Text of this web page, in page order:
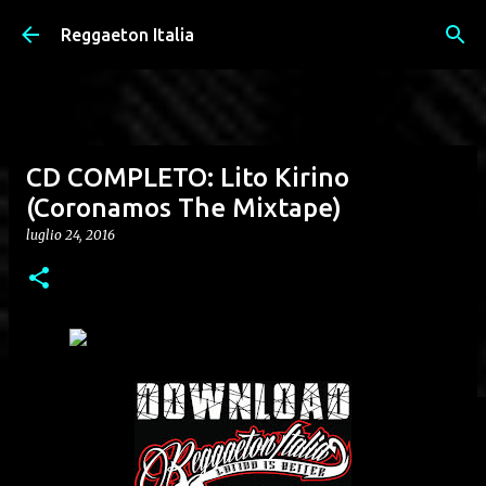
Passa ai contenuti principali
Reggaeton Italia
CD COMPLETO: Lito Kirino
(Coronamos The Mixtape)
luglio 24, 2016